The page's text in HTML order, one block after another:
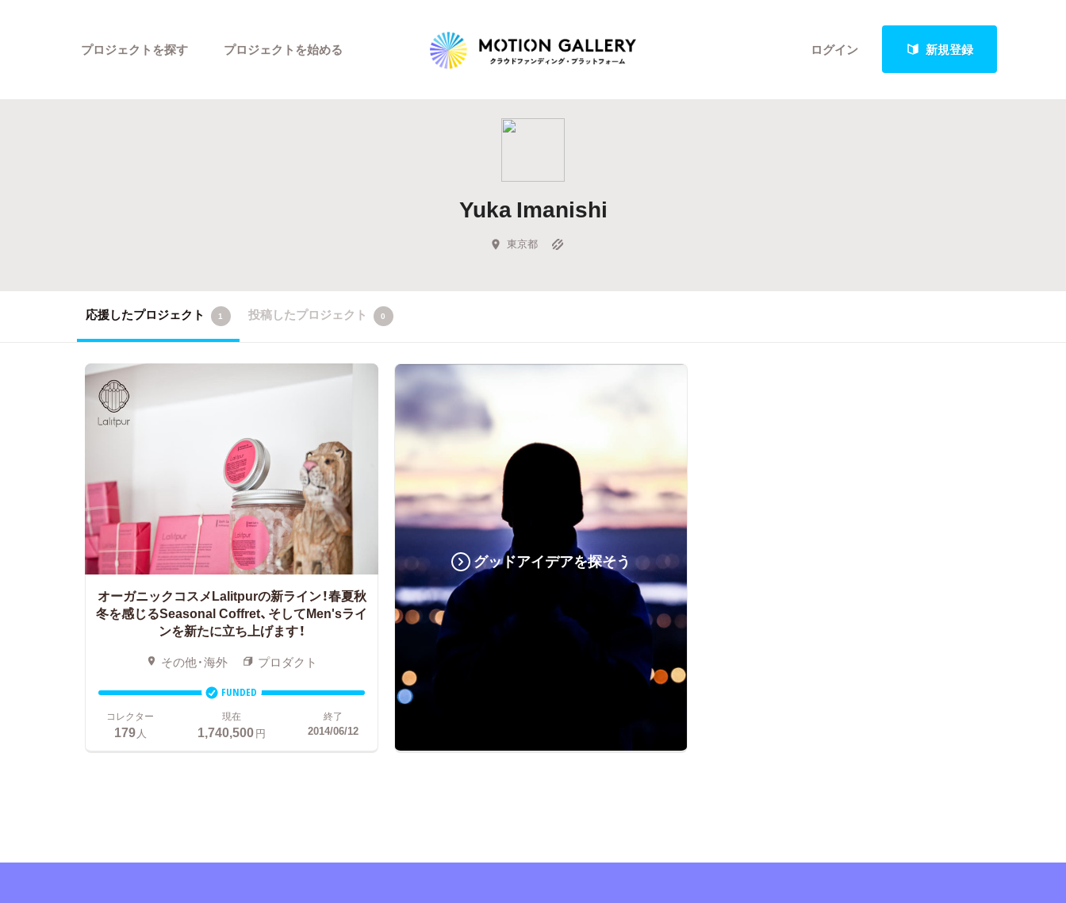
ログイン 新規登録
プロジェクトを探す
Highlight
Feature
キュレーターから探す
プロジェクトを始める
Yuka Imanishi
東京都
応援したプロジェクト 1 投稿したプロジェクト 0
オーガニックコスメLalitpurの新ライン！春夏秋
冬を感じるSeasonal Coffret、そしてMen'sライ
ンを新たに立ち上げます！
その他・海外 プロダクト
FUNDED
コレクター
179人
現在
1,740,500円
終了
2014/06/12
グッドアイデアを探そう